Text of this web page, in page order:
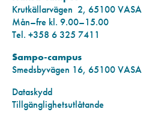
Krutkällarvägen 2, 65100 VASA
Mån–fre kl. 9.00–15.00
Tel. +358 6 325 7411
Sampo-campus
Smedsbyvägen 16, 65100 VASA
Dataskydd
Tillgänglighetsutlåtande